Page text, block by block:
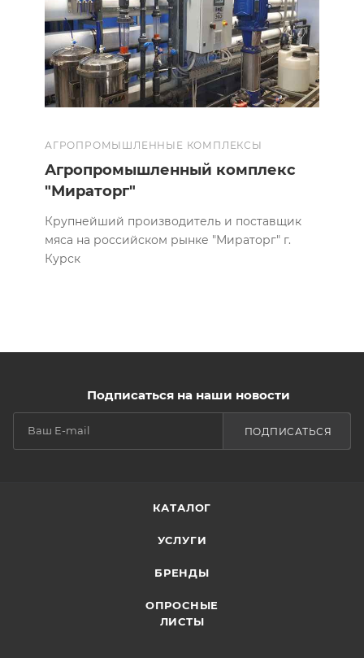
АГРОПРОМЫШЛЕННЫЕ КОМПЛЕКСЫ
Агропромышленный комплекс
"Мираторг"
Крупнейший производитель и поставщик
мяса на российском рынке "Мираторг" г.
Курск
Подписаться на наши новости
ПОДПИСАТЬСЯ
КАТАЛОГ
УСЛУГИ
БРЕНДЫ
ОПРОСНЫЕ
ЛИСТЫ